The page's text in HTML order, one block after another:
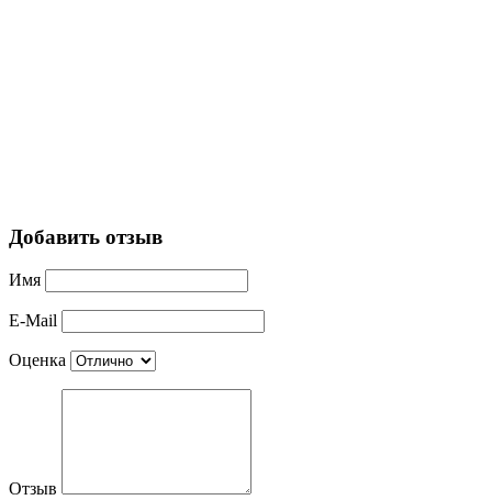
Добавить отзыв
Имя
E-Mail
Оценка
Отзыв